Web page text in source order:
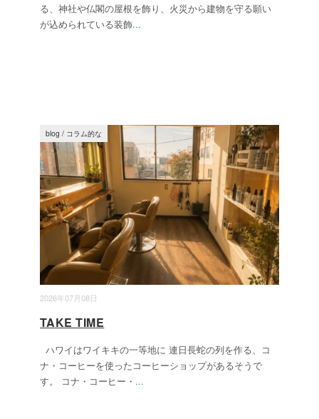
る、神社や仏閣の屋根を飾り、火災から建物を守る願い
が込められている装飾...
2026年07月08日
blog / コラム的な
TAKE TIME
ハワイはワイキキの一等地に 連日長蛇の列を作る、コ
ナ・コーヒーを使ったコーヒーショップがあるそうで
す。 コナ・コーヒー・ ...